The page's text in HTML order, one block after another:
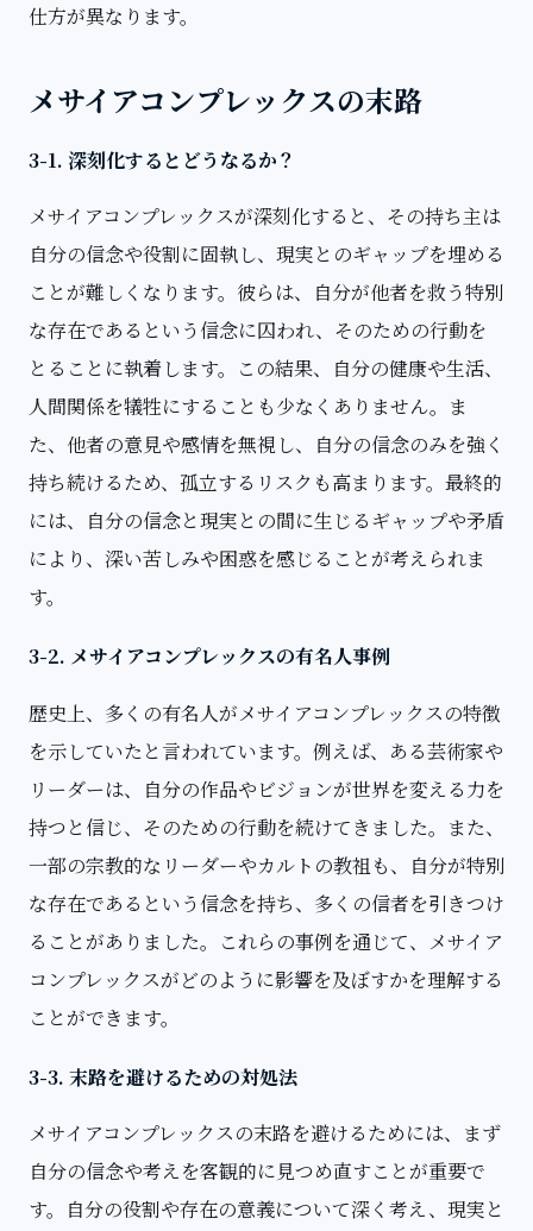
仕方が異なります。
メサイアコンプレックスの末路
3-1. 深刻化するとどうなるか？
メサイアコンプレックスが深刻化すると、その持ち主は
自分の信念や役割に固執し、現実とのギャップを埋める
ことが難しくなります。彼らは、自分が他者を救う特別
な存在であるという信念に囚われ、そのための行動を
とることに執着します。この結果、自分の健康や生活、
人間関係を犠牲にすることも少なくありません。ま
た、他者の意見や感情を無視し、自分の信念のみを強く
持ち続けるため、孤立するリスクも高まります。最終的
には、自分の信念と現実との間に生じるギャップや矛盾
により、深い苦しみや困惑を感じることが考えられま
す。
3-2. メサイアコンプレックスの有名人事例
歴史上、多くの有名人がメサイアコンプレックスの特徴
を示していたと言われています。例えば、ある芸術家や
リーダーは、自分の作品やビジョンが世界を変える力を
持つと信じ、そのための行動を続けてきました。また、
一部の宗教的なリーダーやカルトの教祖も、自分が特別
な存在であるという信念を持ち、多くの信者を引きつけ
ることがありました。これらの事例を通じて、メサイア
コンプレックスがどのように影響を及ぼすかを理解する
ことができます。
3-3. 末路を避けるための対処法
メサイアコンプレックスの末路を避けるためには、まず
自分の信念や考えを客観的に見つめ直すことが重要で
す。自分の役割や存在の意義について深く考え、現実と